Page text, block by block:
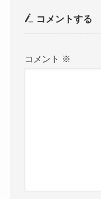
コメントする
コメント ※